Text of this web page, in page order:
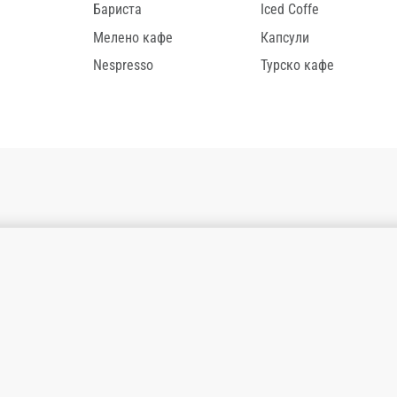
Бариста
Iced Coffe
Мелено кафе
Капсули
Nespresso
Турско кафе